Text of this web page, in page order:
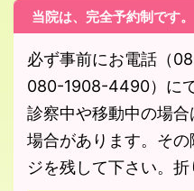
当院は、完全予約制です。
必ず事前にお電話（
080-1908-4490）にて
診察中や移動中の場
場合があります。そ
ジを残して下さい。折